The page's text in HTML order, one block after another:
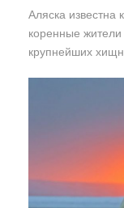
Аляска известна
коренные
крупнейших